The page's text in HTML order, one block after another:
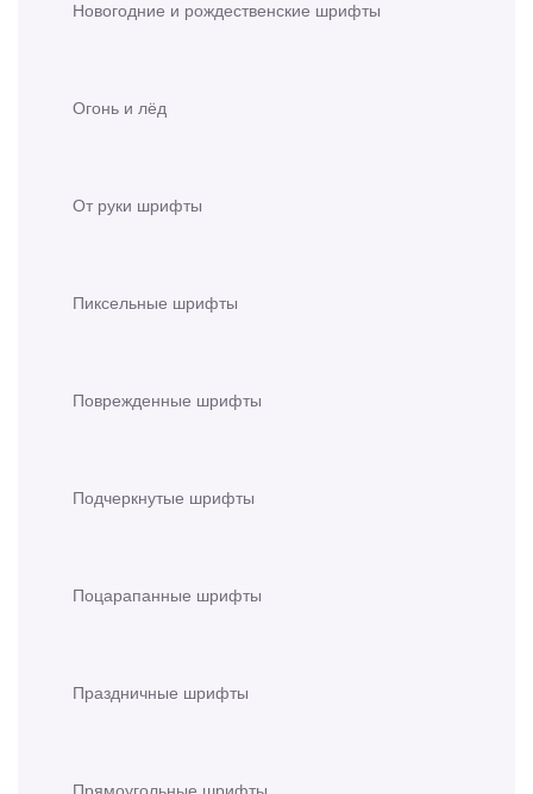
Новогодние и рождественские шрифты
Огонь и лёд
От руки шрифты
Пиксельные шрифты
Поврежденные шрифты
Подчеркнутые шрифты
Поцарапанные шрифты
Праздничные шрифты